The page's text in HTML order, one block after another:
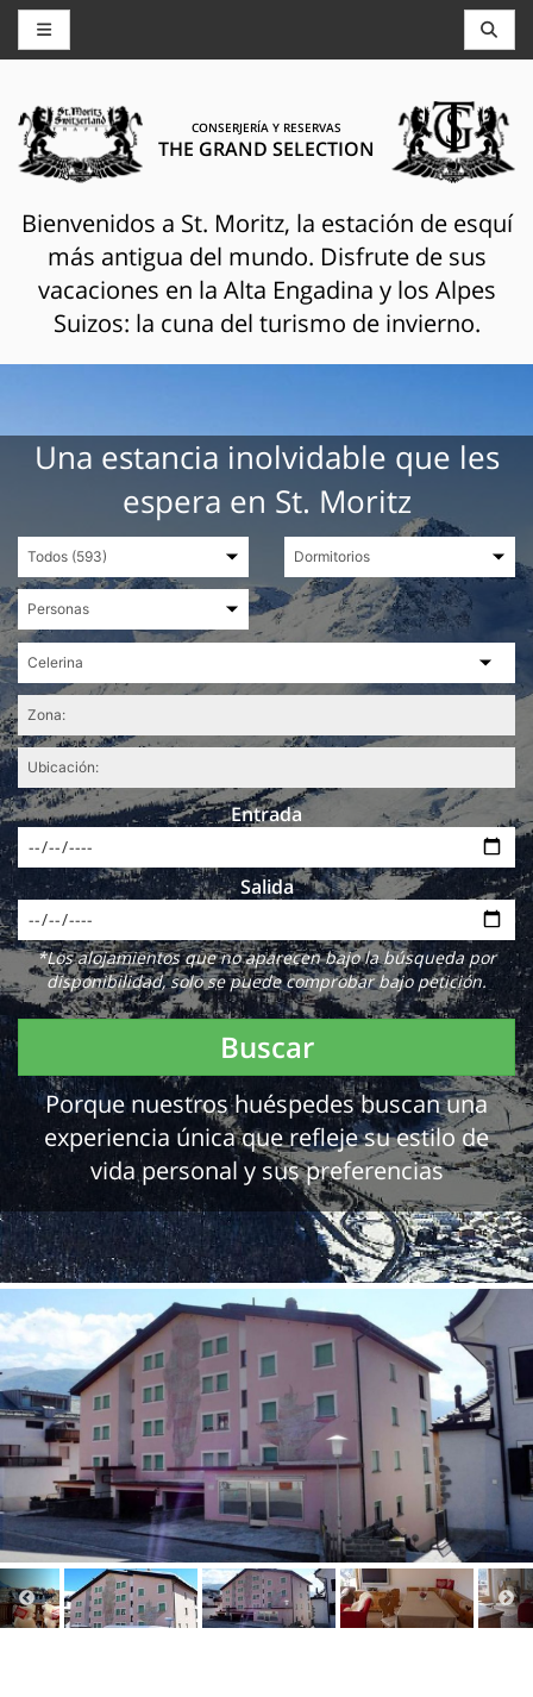
CONSERJERÍA Y RESERVAS
THE GRAND SELECTION
Bienvenidos a St. Moritz, la estación de esquí
más antigua del mundo. Disfrute de sus
vacaciones en la Alta Engadina y los Alpes
Suizos: la cuna del turismo de invierno.
Una estancia inolvidable que les
espera en St. Moritz
Entrada
Salida
*Los alojamientos que no aparecen bajo la búsqueda por
disponibilidad, solo se puede comprobar bajo petición.
Buscar
Porque nuestros huéspedes buscan una
experiencia única que refleje su estilo de
vida personal y sus preferencias